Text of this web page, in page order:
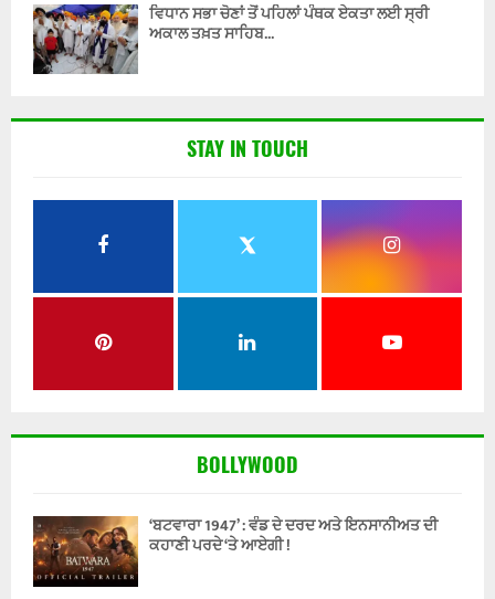
ਵਿਧਾਨ ਸਭਾ ਚੋਣਾਂ ਤੋਂ ਪਹਿਲਾਂ ਪੰਥਕ ਏਕਤਾ ਲਈ ਸ੍ਰੀ
ਅਕਾਲ ਤਖ਼ਤ ਸਾਹਿਬ...
STAY IN TOUCH
BOLLYWOOD
‘ਬਟਵਾਰਾ 1947’ : ਵੰਡ ਦੇ ਦਰਦ ਅਤੇ ਇਨਸਾਨੀਅਤ ਦੀ
ਕਹਾਣੀ ਪਰਦੇ ‘ਤੇ ਆਏਗੀ !